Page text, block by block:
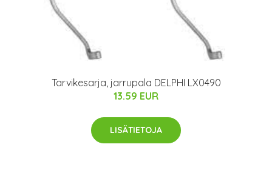
Tarvikesarja, jarrupala DELPHI LX0490
13.59 EUR
LISÄTIETOJA